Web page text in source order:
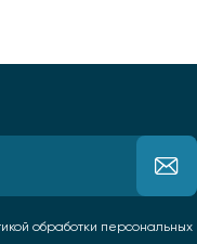
обработки персональных